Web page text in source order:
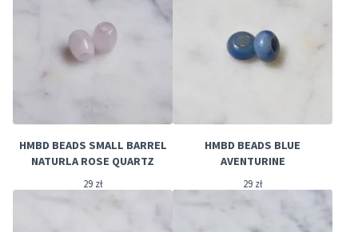
HMBD BEADS SMALL BARREL
NATURLA ROSE QUARTZ
29 zł
HMBD BEADS BLUE
AVENTURINE
29 zł